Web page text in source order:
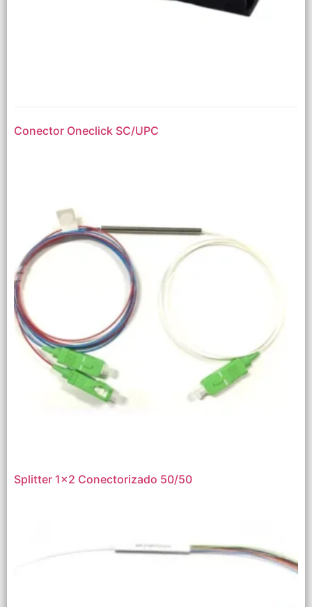
Conector Oneclick SC/UPC
Splitter 1×2 Conectorizado 50/50